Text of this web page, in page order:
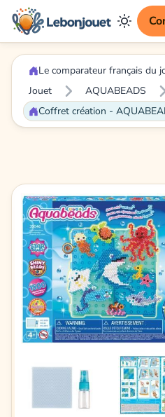
Le comparateur français du
Jouet
AQUABEADS